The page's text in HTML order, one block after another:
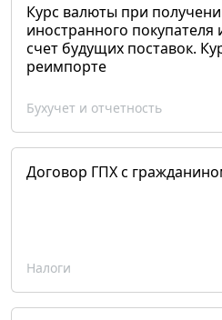
Курс валюты при
иностранного покупателя
счет будущих поставок.
реимпорте
Бухучет и отчетность
Договор ГПХ с
Налоги